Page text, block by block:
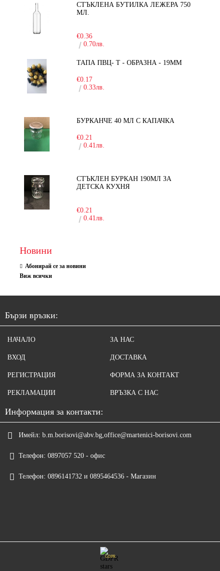
СТЪКЛЕНА БУТИЛКА ЛЕЖЕРА 750
МЛ.
€0.36
0.70лв.
ТАПА ПВЦ- Т - ОБРАЗНА - 19ММ
€0.17
0.33лв.
БУРКАНЧЕ 40 МЛ С КАПАЧКА
€0.21
0.41лв.
СТЪКЛЕН БУРКАН 190МЛ ЗА
ДЕТСКА КУХНЯ
€0.21
0.41лв.
Новини
Абонирай се за новини
Виж всички
Бързи връзки:
НАЧАЛО
ВХОД
РЕГИСТРАЦИЯ
РЕКЛАМАЦИИ
ЗА НАС
ДОСТАВКА
ФОРМА ЗА КОНТАКТ
ВРЪЗКА С НАС
Информация за контакти:
Имейл: b.m.borisovi@abv.bg,office@martenici-borisovi.com
Телефон: 0897057 520 - офис
Телефон: 0896141732 и 0895464536 - Магазин
GDPR